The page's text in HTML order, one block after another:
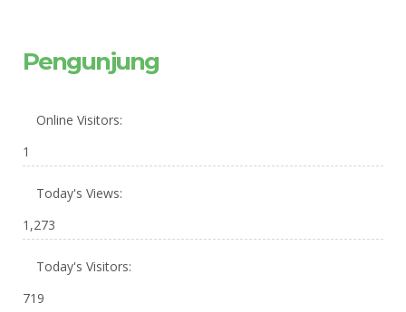
Pengunjung
Online Visitors:
1
Today's Views:
1,273
Today's Visitors:
719